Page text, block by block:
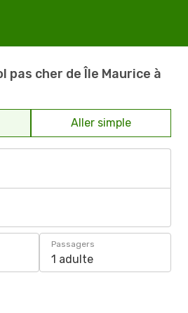
pas cher de Île Maurice à
Aller simple
Passagers
1 adulte